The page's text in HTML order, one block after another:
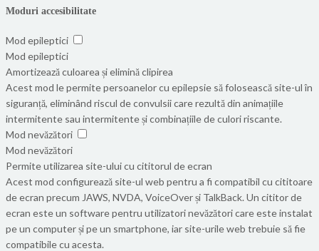
Moduri accesibilitate
Mod epileptici
Mod epileptici
Amortizează culoarea și elimină clipirea
Acest mod le permite persoanelor cu epilepsie să folosească site-ul în
siguranță, eliminând riscul de convulsii care rezultă din animațiile
intermitente sau intermitente și combinațiile de culori riscante.
Mod nevăzători
Mod nevăzători
Permite utilizarea site-ului cu cititorul de ecran
Acest mod configurează site-ul web pentru a fi compatibil cu cititoare
de ecran precum JAWS, NVDA, VoiceOver și TalkBack. Un cititor de
ecran este un software pentru utilizatori nevăzători care este instalat
pe un computer și pe un smartphone, iar site-urile web trebuie să fie
compatibile cu acesta.